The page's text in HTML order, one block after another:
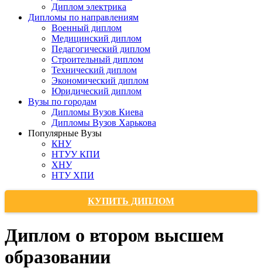
Диплом электрика
Дипломы по направлениям
Военный диплом
Медицинский диплом
Педагогический диплом
Строительный диплом
Технический диплом
Экономический диплом
Юридический диплом
Вузы по городам
Дипломы Вузов Киева
Дипломы Вузов Харькова
Популярные Вузы
КНУ
НТУУ КПИ
ХНУ
НТУ ХПИ
КУПИТЬ ДИПЛОМ
Диплом о втором высшем
образовании